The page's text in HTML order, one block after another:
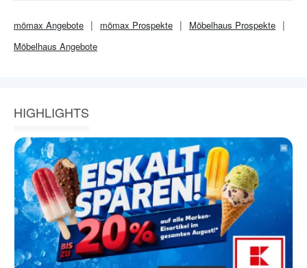
mömax Angebote mömax Prospekte Möbelhaus Prospekte
Möbelhaus Angebote
HIGHLIGHTS